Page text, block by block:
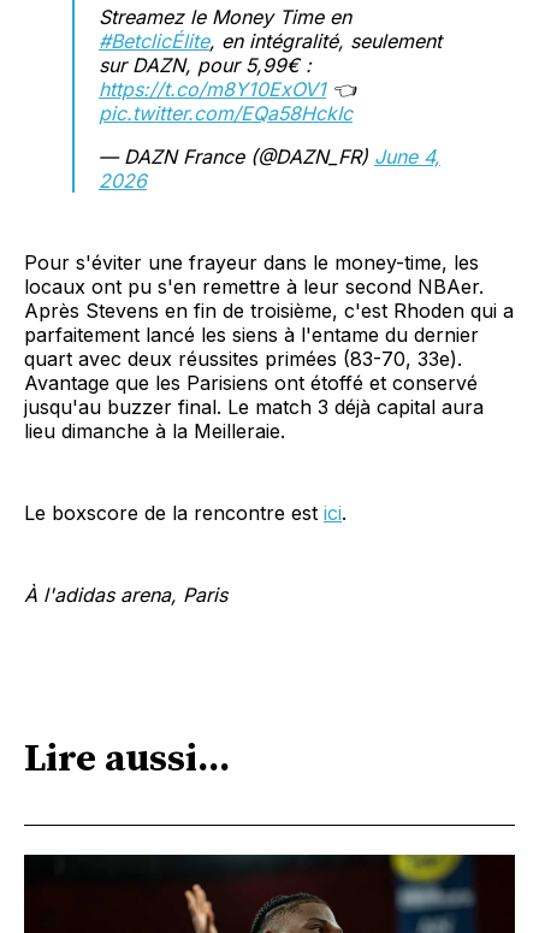
Streamez le Money Time en
#BetclicÉlite, en intégralité, seulement
sur DAZN, pour 5,99€ :
https://t.co/m8Y10ExOV1👈
pic.twitter.com/EQa58HckIc
— DAZN France (@DAZN_FR) June 4,
2026
Pour s'éviter une frayeur dans le money-time, les
locaux ont pu s'en remettre à leur second NBAer.
Après Stevens en fin de troisième, c'est Rhoden qui a
parfaitement lancé les siens à l'entame du dernier
quart avec deux réussites primées (83-70, 33e).
Avantage que les Parisiens ont étoffé et conservé
jusqu'au buzzer final. Le match 3 déjà capital aura
lieu dimanche à la Meilleraie.
Le boxscore de la rencontre est ici.
À l'adidas arena, Paris
Lire aussi...